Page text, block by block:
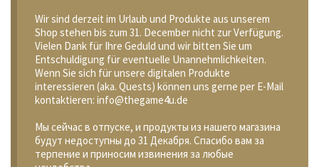
Wir sind derzeit im Urlaub und Produkte aus unserem
Shop stehen bis zum 31. December nicht zur Verfügung.
Vielen Dank für Ihre Geduld und wir bitten Sie um
Entschuldigung für eventuelle Unannehmlichkeiten.
Wenn Sie sich für unsere digitalen Produkte
interessieren (aka. Quests) können uns gerne per E-Mail
kontaktieren: info@thegame4u.de
Мы сейчас в отпуске, и продукты из нашего магазина
будут недоступны до 31 Декабря. Спасибо вам за
терпение и приносим извинения за любые